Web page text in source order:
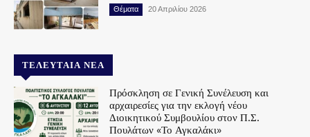
Θέματα 20 Απριλίου 2026
ΤΕΛΕΥΤΑΊΑ ΝΈΑ
Πρόσκληση σε Γενική Συνέλευση και
αρχαιρεσίες για την εκλογή νέου
Διοικητικού Συμβουλίου στον Π.Σ.
Πουλάτων «Το Αγκαλάκι»